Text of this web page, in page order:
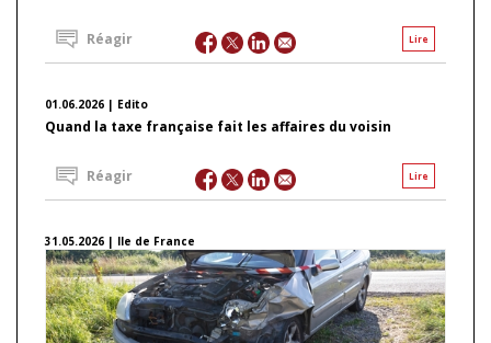
Lire
Réagir
01.06.2026 | Edito
Quand la taxe française fait les affaires du voisin
Lire
Réagir
31.05.2026 | Ile de France